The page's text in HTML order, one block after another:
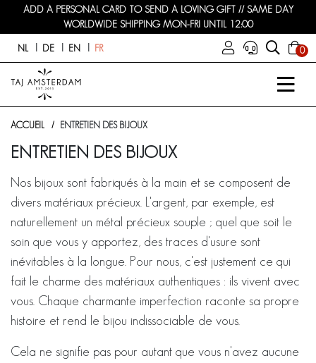
ADD A PERSONAL CARD TO SEND A LOVING GIFT // SAME DAY
WORLDWIDE SHIPPING MON-FRI UNTIL 12:00
NL DE EN FR 0
ACCUEIL ENTRETIEN DES BIJOUX
ENTRETIEN DES BIJOUX
Nos bijoux sont fabriqués à la main et se composent de
divers matériaux précieux. L'argent, par exemple, est
naturellement un métal précieux souple ; quel que soit le
soin que vous y apportez, des traces d'usure sont
inévitables à la longue. Pour nous, c'est justement ce qui
fait le charme des matériaux authentiques : ils vivent avec
vous. Chaque charmante imperfection raconte sa propre
histoire et rend le bijou indissociable de vous.
Cela ne signifie pas pour autant que vous n'avez aucune